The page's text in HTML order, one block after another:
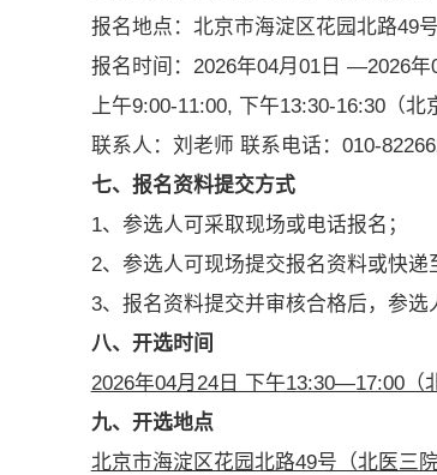
报名地点：北京市海淀区花园北路49
报名时间：2026年04月01日 —2026年
上午9:00-11:00, 下午13:30-16:30（北
联系人：刘老师 联系电话：010-
七、报名资料提交方式
1、参选人可采取现场或电话报名；
2、参选人可现场提交报名资料或快递
3、报名资料提交并审核合格后，参选
八、开选时间
2026年04月24日 下午13:30—17:00（
九、开选地点
北京市海淀区花园北路49号（北医三